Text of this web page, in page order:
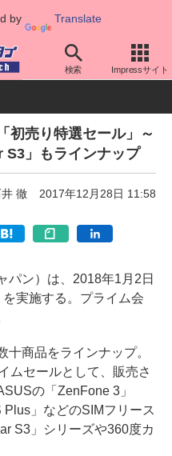
by Translate
検索 Impressサイト
格安スマホ/SIMフリースマ
初売り特選セール」～
S3」もラインナップ
徹 2017年12月28日 11:58
ン）は、2018年1月2日
実施する。プライム会
商品をラインナップ。
ムセールとして、販売さ
の「ZenFone 3」
」などのSIMフリース
S3」シリーズや360度カ